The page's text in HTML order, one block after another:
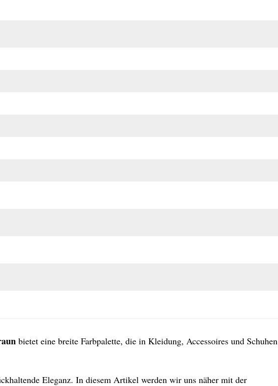
bietet eine breite Farbpalette, die in Kleidung, Accessoires und Schuhen
Eleganz. In diesem Artikel werden wir uns näher mit der